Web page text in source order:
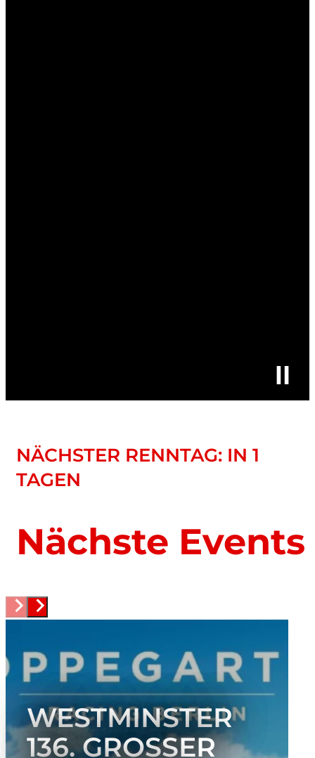
NÄCHSTER RENNTAG: IN 1
TAGEN
Nächste Events
WESTMINSTER
136. GROSSER P